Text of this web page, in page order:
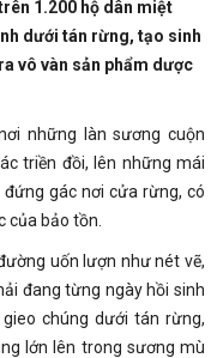
1.200 hộ dân miệt
dưới tán rừng, tạo sinh
vô vàn sản phẩm dược
những làn sương cuộn
triền đồi, lên những mái
gác nơi cửa rừng, có
của bảo tồn.
uốn lượn như nét vẽ,
đang từng ngày hồi sinh
chúng dưới tán rừng,
lớn lên trong sương mù